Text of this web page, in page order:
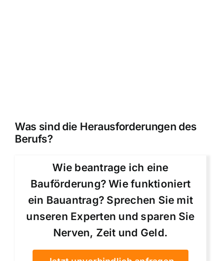
Was sind die Herausforderungen des
Berufs?
Wie beantrage ich eine
Bauförderung? Wie funktioniert
ein Bauantrag? Sprechen Sie mit
unseren Experten und sparen Sie
Nerven, Zeit und Geld.